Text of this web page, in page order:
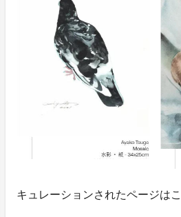
キュレーションされたページはこ